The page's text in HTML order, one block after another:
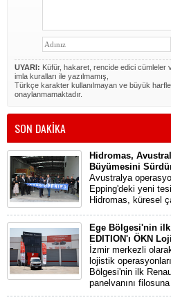
UYARI: Küfür, hakaret, rencide edici cümleler
imla kuralları ile yazılmamış,
Türkçe karakter kullanılmayan ve büyük
onaylanmamaktadır.
SON DAKİKA
Hidromas,
Büyümesini
Avustralya
Epping'deki yeni
Hidromas, küresel
Ege Bölgesi'nin ilk
EDITION'ı ÖKN
İzmir merkezli
lojistik
Bölgesi'nin ilk
panelvanını